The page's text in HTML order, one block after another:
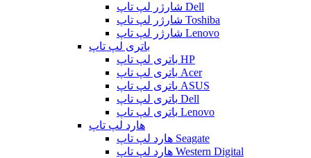
شارژر لپ تاپ Dell
شارژر لپ تاپ Toshiba
شارژر لپ تاپ Lenovo
باتری لپ تاپ
باتری لپ تاپ HP
باتری لپ تاپ Acer
باتری لپ تاپ ASUS
باتری لپ تاپ Dell
باتری لپ تاپ Lenovo
هارد لپ تاپ
هارد لپ تاپ Seagate
هارد لپ تاپ Western Digital